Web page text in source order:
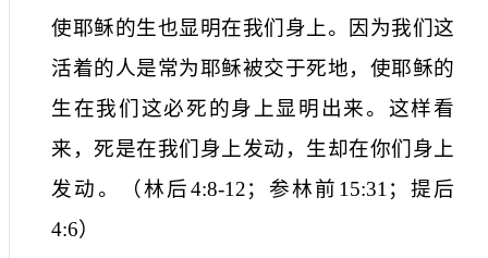
使耶稣的生也显明在我们身上。因为我们这
活着的人是常为耶稣被交于死地，使耶稣的
生在我们这必死的身上显明出来。这样看
来，死是在我们身上发动，生却在你们身上
发动。（林后4:8-12；参林前 15:31 ；提后
4:6）